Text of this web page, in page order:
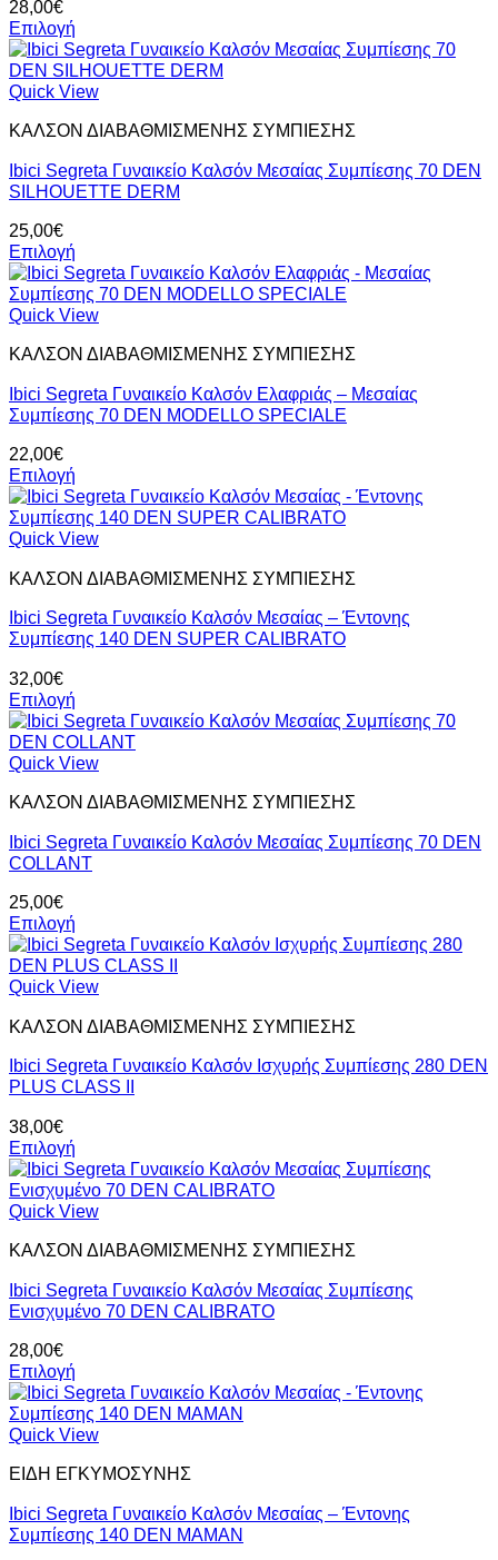
να
επιλεγούν
στη
σελίδα
του
προϊόντος
28,00€
Επιλογή
Αυτό
το
προϊόν
πολλαπλές
Οι
επιλογές
να
επιλεγούν
στη
σελίδα
του
προϊόντος
Quick View
ΚΑΛΣΟΝ ΔΙΑΒΑΘΜΙΣΜΕΝΗΣ ΣΥΜΠΙΕΣΗΣ
Ibici Segreta Γυναικείο Καλσόν Μεσαίας Συμπίεσης 70 DEN
SILHOUETTE DERM
25,00€
Επιλογή
Αυτό
το
προϊόν
πολλαπλές
Οι
επιλογές
να
επιλεγούν
στη
σελίδα
του
προϊόντος
Quick View
ΚΑΛΣΟΝ ΔΙΑΒΑΘΜΙΣΜΕΝΗΣ ΣΥΜΠΙΕΣΗΣ
Ibici Segreta Γυναικείο Καλσόν Ελαφριάς – Μεσαίας
Συμπίεσης 70 DEΝ MODELLO SPECIALE
22,00€
Επιλογή
Αυτό
το
προϊόν
πολλαπλές
Οι
επιλογές
να
επιλεγούν
στη
σελίδα
του
προϊόντος
Quick View
ΚΑΛΣΟΝ ΔΙΑΒΑΘΜΙΣΜΕΝΗΣ ΣΥΜΠΙΕΣΗΣ
Ibici Segreta Γυναικείο Καλσόν Μεσαίας – Έντονης
Συμπίεσης 140 DEN SUPER CALIBRATO
32,00€
Επιλογή
Αυτό
το
προϊόν
πολλαπλές
Οι
επιλογές
να
επιλεγούν
στη
σελίδα
του
προϊόντος
Quick View
ΚΑΛΣΟΝ ΔΙΑΒΑΘΜΙΣΜΕΝΗΣ ΣΥΜΠΙΕΣΗΣ
Ibici Segreta Γυναικείο Καλσόν Μεσαίας Συμπίεσης 70 DEN
COLLANT
25,00€
Επιλογή
Αυτό
το
προϊόν
πολλαπλές
Οι
επιλογές
να
επιλεγούν
στη
σελίδα
του
προϊόντος
Quick View
ΚΑΛΣΟΝ ΔΙΑΒΑΘΜΙΣΜΕΝΗΣ ΣΥΜΠΙΕΣΗΣ
Ibici Segreta Γυναικείο Καλσόν Ισχυρής Συμπίεσης 280 DEN
PLUS CLASS II
38,00€
Επιλογή
Αυτό
το
προϊόν
πολλαπλές
Οι
επιλογές
να
επιλεγούν
στη
σελίδα
του
προϊόντος
Quick View
ΚΑΛΣΟΝ ΔΙΑΒΑΘΜΙΣΜΕΝΗΣ ΣΥΜΠΙΕΣΗΣ
Ibici Segreta Γυναικείο Καλσόν Μεσαίας Συμπίεσης
Ενισχυμένο 70 DEN CALIBRATO
28,00€
Επιλογή
Αυτό
το
προϊόν
πολλαπλές
Οι
επιλογές
Quick View
ΕΙΔΗ ΕΓΚΥΜΟΣΥΝΗΣ
Ibici Segreta Γυναικείο Καλσόν Μεσαίας – Έντονης
Συμπίεσης 140 DEN ΜΑΜΑΝ